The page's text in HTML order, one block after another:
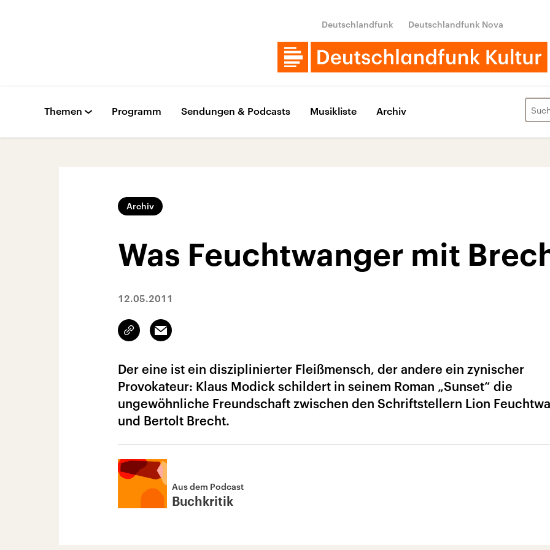
Deutschlandfunk Deutschlandfunk Nova
Themen Programm Sendungen & Podcasts Musikliste Archiv
Archiv
Was Feuchtwanger mit
12.05.2011
Link
kopieren/teilen
Email
Der eine ist ein disziplinierter Fleißmensch, der andere ein zynischer
Provokateur: Klaus Modick schildert in seinem Roman „Sunset“ die
ungewöhnliche Freundschaft zwischen den Schriftstellern Lion
und Bertolt Brecht.
Aus dem Podcast
Buchkritik